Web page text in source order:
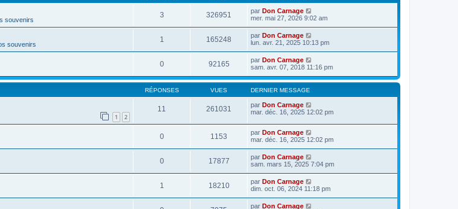
souvenirs
3 326951 par Don Carnage
mer. mai 27, 2026 9:02 am
souvenirs
1 165248 par Don Carnage
lun. avr. 21, 2025 10:13 pm
0 92165 par Don Carnage
sam. avr. 07, 2018 11:16 pm
RÉPONSES VUES DERNIER MESSAGE
1 2
11 261031 par Don Carnage
mar. déc. 16, 2025 12:02 pm
0 1153 par Don Carnage
mar. déc. 16, 2025 12:02 pm
0 17877 par Don Carnage
sam. mars 15, 2025 7:04 pm
1 18210 par Don Carnage
dim. oct. 06, 2024 11:18 pm
par Don Carnage